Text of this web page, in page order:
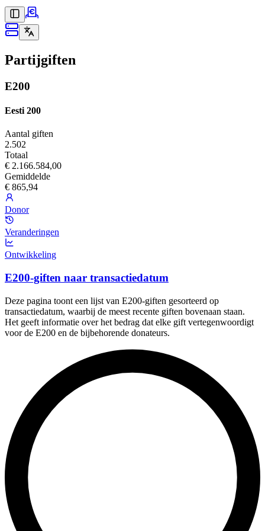
Partijgiften
E200
Eesti 200
Aantal giften
2.502
Totaal
€ 2.166.584,00
Gemiddelde
€ 865,94
Donor
Veranderingen
Ontwikkeling
E200-giften naar transactiedatum
Deze pagina toont een lijst van E200-giften gesorteerd op
transactiedatum, waarbij de meest recente giften bovenaan staan.
Het geeft informatie over het bedrag dat elke gift vertegenwoordigt
voor de E200 en de bijbehorende donateurs.